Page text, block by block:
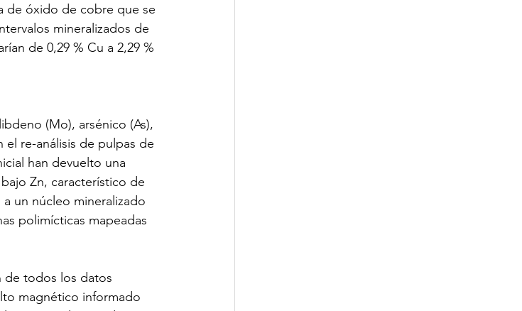
de óxido de cobre que se
mineralizados de
de 0,29 % Cu a 2,29 %
(Mo), arsénico (As),
el re-análisis de pulpas de
han devuelto una
Zn, característico de
un núcleo mineralizado
polimícticas mapeadas
de todos los datos
magnético informado